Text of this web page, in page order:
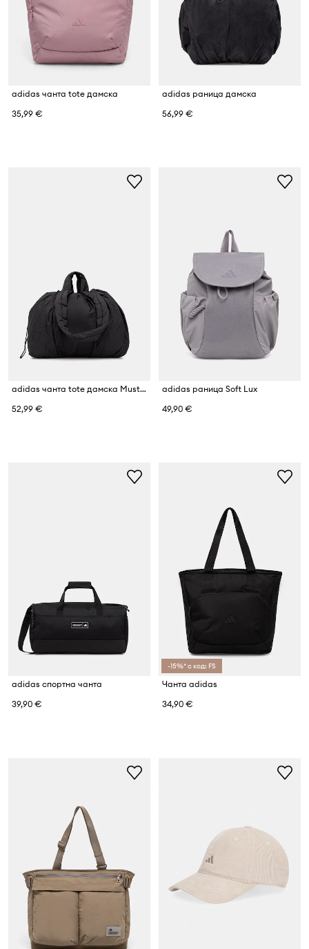
adidas чанта tote дамска
35,99 €
adidas раница дамска
56,99 €
adidas чанта tote дамска Must Haves
52,99 €
adidas раница Soft Lux
49,90 €
adidas спортна чанта
39,90 €
-15%* с код: FS
Чанта adidas
34,90 €